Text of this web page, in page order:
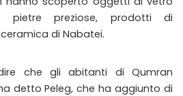
pietre preziose, prodotti di
di Nabatei.
che gli abitanti di Qumran
detto Peleg, che ha aggiunto di